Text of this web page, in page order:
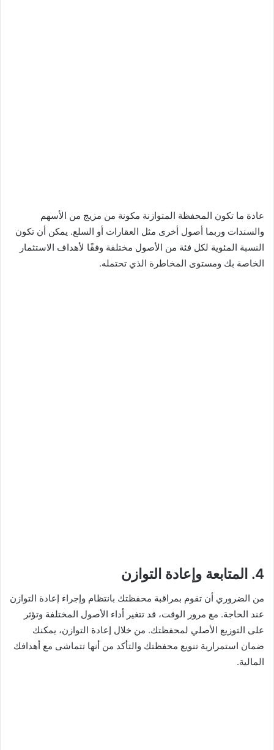
عادة ما تكون المحفظة المتوازنة مكونة من مزيج من الأسهم
والسندات وربما أصول أخرى مثل العقارات أو السلع. يمكن أن تكون
النسبة المئوية لكل فئة من الأصول مختلفة وفقًا لأهداف الاستثمار
الخاصة بك ومستوى المخاطرة الذي تحتمله.
4. المتابعة وإعادة التوازن
من الضروري أن تقوم بمراقبة محفظتك بانتظام وإجراء إعادة التوازن
عند الحاجة. مع مرور الوقت، قد تتغير أداء الأصول المختلفة وتؤثر
على التوزيع الأصلي لمحفظتك. من خلال إعادة التوازن، يمكنك
ضمان استمرارية تنويع محفظتك والتأكد من أنها تتماشى مع أهدافك
المالية.